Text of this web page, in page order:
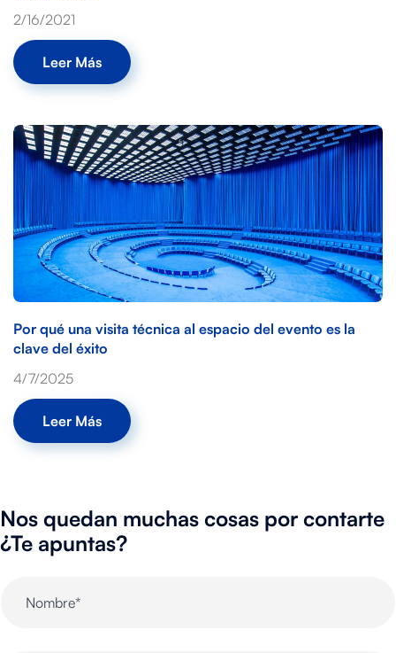
2/16/2021
Leer Más
Por qué una visita técnica al espacio del evento es la
clave del éxito
4/7/2025
Leer Más
Nos quedan muchas cosas por contarte
¿Te apuntas?